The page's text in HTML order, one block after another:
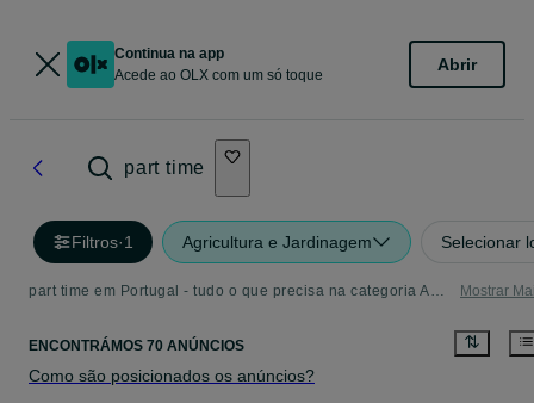
Continua na app
Acede ao OLX com um só toque
Abrir
part time
Filtros·1 Agricultura e Jardinagem Selecionar
part time em Portugal - tudo o que precisa na categoria Agricultura e Jardinagem Mostrar
ENCONTRÁMOS 70 ANÚNCIOS
Como são posicionados os anúncios?